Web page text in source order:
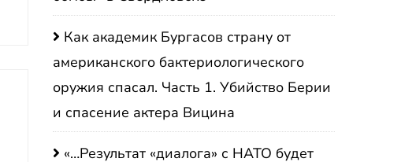
Как академик Бургасов страну от
американского бактериологического
оружия спасал. Часть 1. Убийство Берии
и спасение актера Вицина
«…Результат «диалога» с НАТО будет